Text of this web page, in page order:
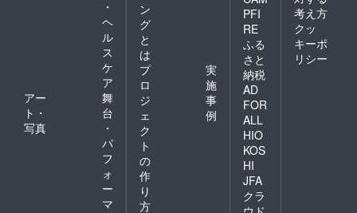
・
ヘ
ル
ス
ケ
ア
アー
ト・
写真
舞
台
・
パ
フ
ォ
ー
マ
ン
グ
と
は
プ
ロ
ジ
ェ
ク
ト
の
作
り
方
実
施
事
例
PFI
RE
ふる
さと
納税
AD
FOR
ALL
HIO
KOS
HI
JFA
クラ
考え方
クッ
キーポ
リシー